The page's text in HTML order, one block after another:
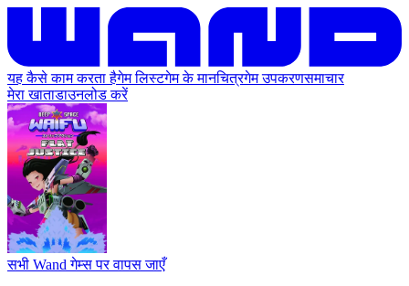
यह कैसे काम करता हैगेम लिस्टगेम के मानचित्रगेम उपकरणसमाचार
मेरा खाताडाउनलोड करें
सभी Wand गेम्स पर वापस जाएँ